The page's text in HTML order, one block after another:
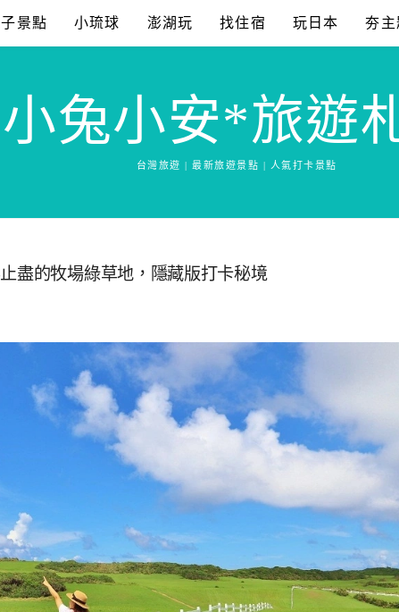
景點 小琉球 澎湖玩 找住宿 玩日本 夯主
小兔小安*旅遊
台灣旅遊 | 最新旅遊景點 | 人氣打卡景點
盡的牧場綠草地，隱藏版打卡秘境